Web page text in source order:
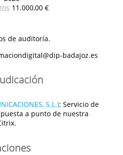
11.000,00 €
de auditoría.
badajoz.es
S.L.): Servicio de
a punto de nuestra